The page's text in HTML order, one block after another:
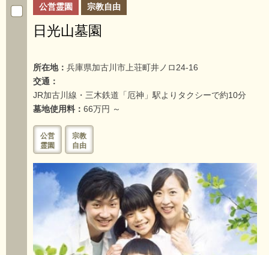
公営霊園 宗教自由
日光山墓園
所在地： 兵庫県加古川市上荘町井ノロ24-16
交通：
JR加古川線・三木鉄道「厄神」駅よりタクシーで約10分
墓地使用料： 66万円 ～
公営
霊園
宗教
自由